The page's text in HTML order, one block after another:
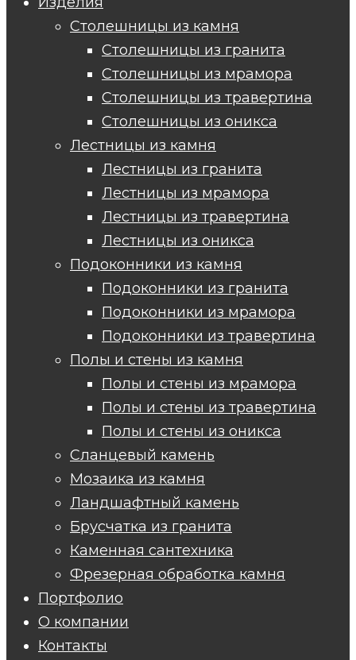
Столешницы из камня
Столешницы из гранита
Столешницы из мрамора
Столешницы из травертина
Столешницы из оникса
Лестницы из камня
Лестницы из гранита
Лестницы из мрамора
Лестницы из травертина
Лестницы из оникса
Подоконники из камня
Подоконники из гранита
Подоконники из мрамора
Подоконники из травертина
Полы и стены из камня
Полы и стены из мрамора
Полы и стены из травертина
Полы и стены из оникса
Сланцевый камень
Мозаика из камня
Ландшафтный камень
Брусчатка из гранита
Каменная сантехника
Фрезерная обработка камня
Портфолио
О компании
Контакты